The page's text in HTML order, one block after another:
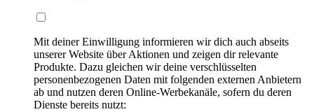
Mit deiner Einwilligung informieren wir dich auch abseits
unserer Website über Aktionen und zeigen dir relevante
Produkte. Dazu gleichen wir deine verschlüsselten
personenbezogenen Daten mit folgenden externen Anbietern
ab und nutzen deren Online-Werbekanäle, sofern du deren
Dienste bereits nutzt: